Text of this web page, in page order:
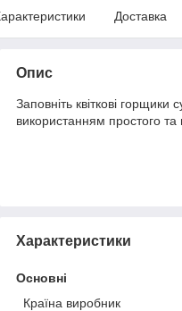
Доставка
Опис
Заповніть квіткові
використанням простого та
Характеристики
Основні
Країна виробник